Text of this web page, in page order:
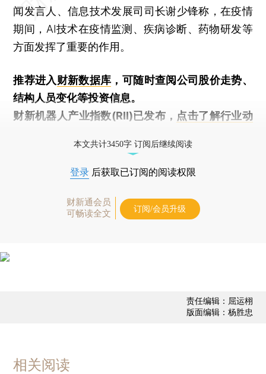
闻发言人、信息技术发展司司长谢少锋称，在疫情
期间，AI技术在疫情监测、疾病诊断、药物研发等
方面发挥了重要的作用。
推荐进入财新数据库 ，可随时查阅公司股价走势、
结构人员变化等投资信息。
财新机器人产业指数(RII)已发布， 点击了解行业动
本文共计3450字 订阅后继续阅读
登录 后获取已订阅的阅读权限
财新通会员
可畅读全文
订阅/会员升级
责任编辑：屈运栩
版面编辑：杨胜忠
相关阅读